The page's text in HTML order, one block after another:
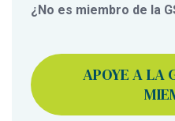
¿No es miembro de la
APOYE A LA